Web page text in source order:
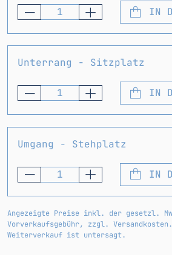
IN
Unterrang - Sitzplatz
IN
Umgang - Stehplatz
IN
Angezeigte Preise inkl. der gesetzl.
Vorverkaufsgebühr, zzgl.
Weiterverkauf ist untersagt.